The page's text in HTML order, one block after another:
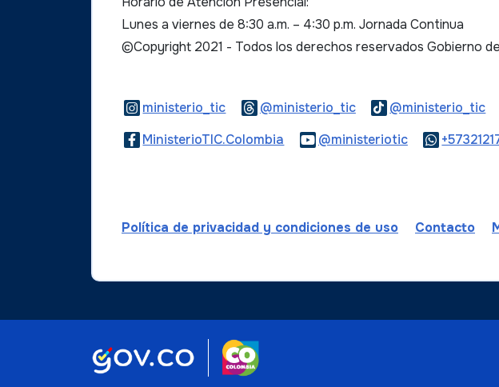
Lunes a viernes de 8:30 a.m. – 4:30 p.m. Jornada Continua
©Copyright 2021 - Todos los derechos reservados Gobierno
ministerio_ticLogo Instagram
@ministerio_ticLogo Threads
@ministerio_tic
MinisterioTIC.Colombia Logo Facebook
@ministerioticLogo Youtube
Política de privacidad y condiciones de uso Contacto
Logo Gobierno de Colombia